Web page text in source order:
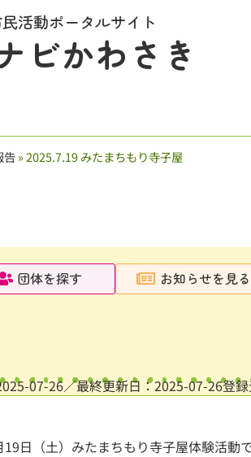
活動ポータルサイト
ビかわさき
告»2025.7.19 みたまちもり寺子屋
団体を探す お知らせを見る
07-26／最終更新日：2025-07-26登録
19日（土）みたまちもり寺子屋体験活動